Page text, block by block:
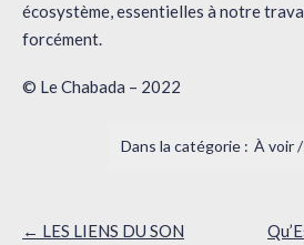
écosystème, essentielles à notre
forcément.
© Le Chabada – 2022
À voir
Navigation
← LES LIENS DU SON